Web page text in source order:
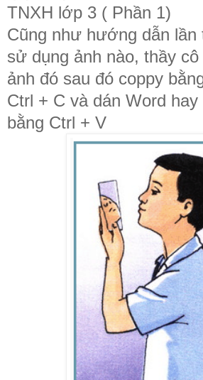
TNXH lớp 3 ( Phần 1)
Cũng như hướng dẫn
sử dụng ảnh nào, thầy
ảnh đó sau đó coppy
Ctrl + C và dán Word
bằng Ctrl + V